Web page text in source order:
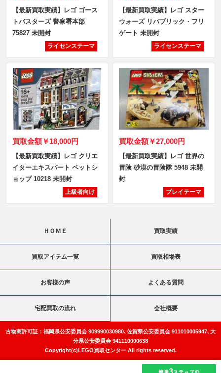
【最新買取実績】レゴ ゴース
トバスターズ 警察署本部
75827 未開封
ライセンステーマ
【最新買取実績】レゴ スター
ウォーズ リパブリック・フリ
ゲート 未開封
ライセンステーマ
買取金額￥18,000円
【最新買取実績】レゴ クリエ
イターエキスパート ペットシ
ョップ 10218 未開封
上級者向け
買取金額￥27,000円
【最新買取実績】レゴ 世界の
冒険 砂漠の冒険隊 5948 未開
封
プレイテーマ
ＨＯＭＥ 買取実績
買取アイテム一覧 買取相場表
お客様の声 よくある質問
宅配買取の流れ 会社概要
古物商許可証：福岡県公安委員会 909990030980､佐賀県公安委員会 911010005947､大
分県公安委員会 941110000638
Copyright(c)LEGO買取センター All rights reserved.